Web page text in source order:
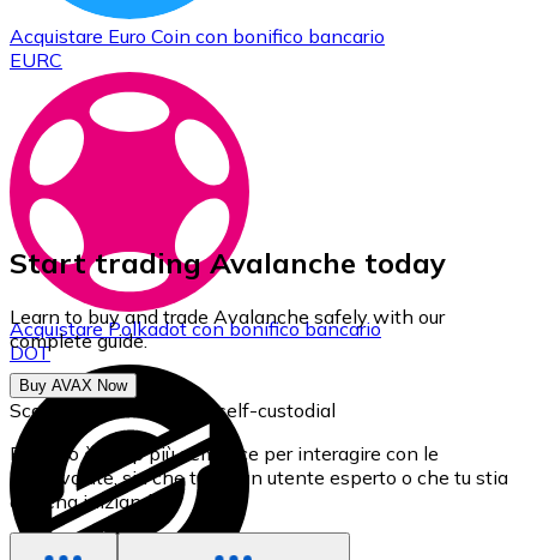
Acquistare Euro Coin con bonifico bancario
EURC
AcquistarePolkadotcon bonifico bancario
DOT
Start trading Avalanche today
Learn to buy and trade Avalanche safely with our
complete guide.
Buy AVAX Now
Scarica il nostro Wallet self-custodial
Bitnovo è l'app più semplice per interagire con le
criptovalute, sia che tu sia un utente esperto o che tu stia
appena iniziando.